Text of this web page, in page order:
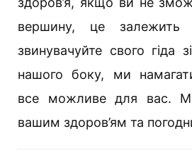
вершину, це
звинувачуйте свого гіда
нашого боку, ми
все можливе для вас.
вашим здоров’ям та